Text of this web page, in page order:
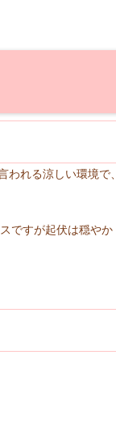
れる涼しい環境で、
ですが起伏は穏やか